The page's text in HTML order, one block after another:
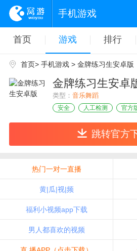
手机游戏
首页 游戏 排行
首页> 手机游戏> 金牌练习生安卓版
金牌练习生安卓
类型： 音乐舞蹈
安全 人工检测 官方
跳转官方
热门一对一直播
黄|瓜|视|频
福利小视频app下载
男人都喜欢的视频